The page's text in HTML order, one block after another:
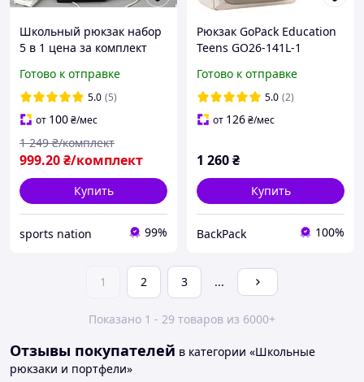
Школьный рюкзак набор
5 в 1 цена за комплект
Готово к отправке
5.0 (5)
от 100₴/мес
999.20₴/комплект
1 249 ₴/комплект
Купить
sports nation 99%
Рюкзак GoPack Education
Teens GO26-141L-1
карандаши Kite 18цв.
Готово к отправке
5.0 (2)
от 126₴/мес
1 260₴
Купить
BackPack 100%
1 2 3 ...
Показано 1 - 29 товаров из 6000+
Отзывы покупателей в категории «Школьные
рюкзаки и портфели»